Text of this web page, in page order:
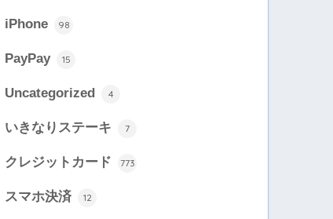
iPhone 98
PayPay 15
Uncategorized 4
いきなりステーキ 7
クレジットカード 773
スマホ決済 12